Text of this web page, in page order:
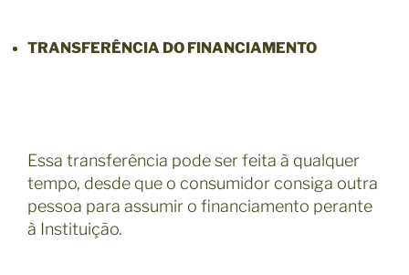
TRANSFERÊNCIA DO FINANCIAMENTO
Essa transferência pode ser feita à qualquer
tempo, desde que o consumidor consiga outra
pessoa para assumir o financiamento perante
à Instituição.